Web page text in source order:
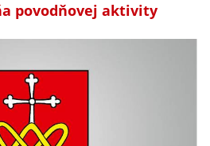
povodňovej aktivity